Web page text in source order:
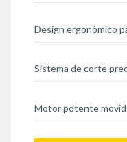
Design ergonômico
Sistema de corte
Motor potente